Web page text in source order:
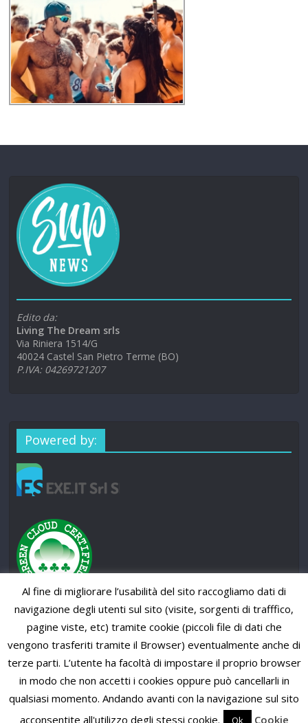
Edito da:
Living The Dream srls
Via Riniera 1514/G
40024 Castel San Pietro Terme (BO)
P.IVA: 04269721207
Powered by:
Copyright © 2026SUP News Magazine. All rights reserved.
Theme: ColorMag Pro byThemeGrill. Powered byWordPress
Al fine di migliorare l’usabilità del sito raccogliamo dati di
navigazione degli utenti sul sito (visite, sorgenti di trafffico,
pagine viste, etc) tramite cookie (piccoli file di dati che
vengono trasferiti tramite il Browser) eventualmente anche di
terze parti. L’utente ha facoltà di impostare il proprio browser
in modo che non accetti i cookies oppure può cancellarli in
qualsiasi momento. Andando avanti con la navigazione sul sito
acconsentite all'utilizzo degli stessi cookie.
Ok Cookie